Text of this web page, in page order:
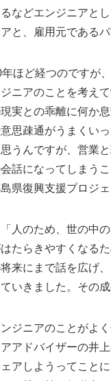
などエンジニアと
と、雇用元である
年ほど経つのですが
ニアのことを考え
実との乖離に何か
思疎通がうまくい
うんですが、営業
話になってしまう
県復興支援プロジ
人のため、世の中
たらきやすくなる
来にまで話を広げ
いきました。その
ンジニアのことがよ
アドバイザーの井
アしようってこと